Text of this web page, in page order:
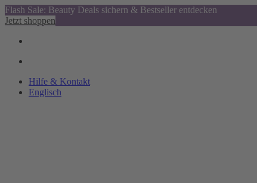
Flash Sale: Beauty Deals sichern & Bestseller entdecken
Jetzt shoppen
Hilfe & Kontakt
Englisch